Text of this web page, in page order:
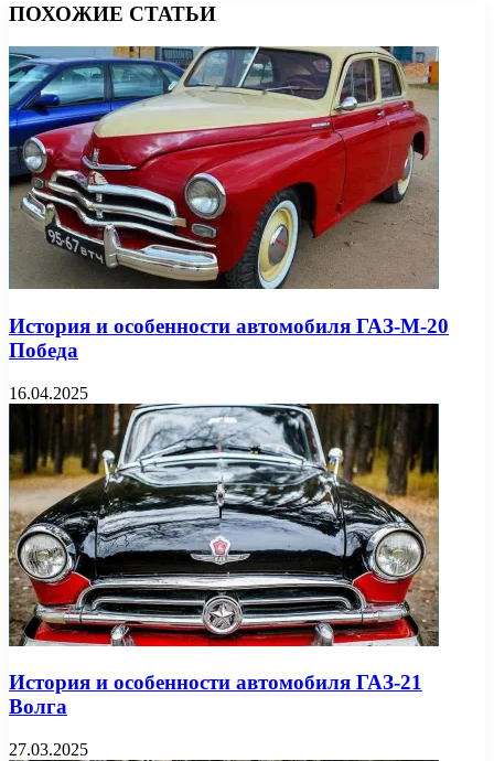
ПОХОЖИЕ СТАТЬИ
История и особенности автомобиля ГАЗ-М-20
Победа
16.04.2025
История и особенности автомобиля ГАЗ-21
Волга
27.03.2025